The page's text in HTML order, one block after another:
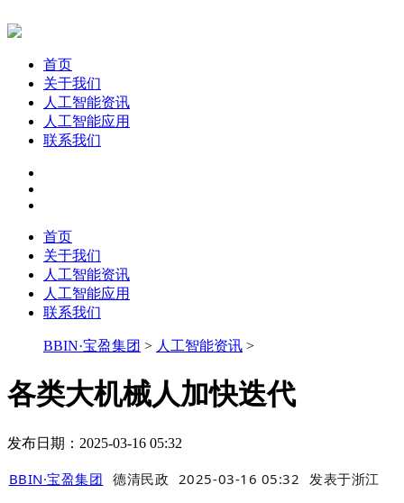
首页
关于我们
人工智能资讯
人工智能应用
联系我们
首页
关于我们
人工智能资讯
人工智能应用
联系我们
BBIN·宝盈集团 > 人工智能资讯 >
各类大机械人加快迭代
发布日期：2025-03-16 05:32
BBIN·宝盈集团 德清民政 2025-03-16 05:32 发表于浙江